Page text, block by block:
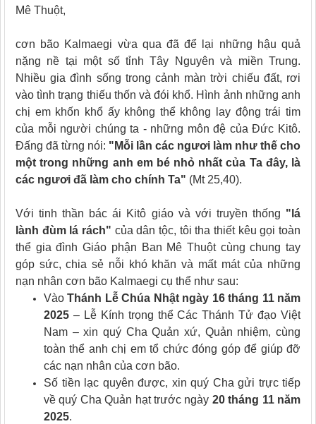
Mê Thuột,
cơn bão Kalmaegi vừa qua đã để lại những hậu quả
nặng nề tại một số tỉnh Tây Nguyên và miền Trung.
Nhiều gia đình sống trong cảnh màn trời chiếu đất, rơi
vào tình trạng thiếu thốn và đói khổ. Hình ảnh những anh
chị em khốn khổ ấy không thể không lay động trái tim
của mỗi người chúng ta - những môn đệ của Đức Kitô.
Đấng đã từng nói: "Mỗi lần các ngươi làm như thế cho
một trong những anh em bé nhỏ nhất của Ta đây, là
các ngươi đã làm cho chính Ta" (Mt 25,40).
Với tinh thần bác ái Kitô giáo và với truyền thống "lá
lành đùm lá rách" của dân tộc, tôi tha thiết kêu gọi toàn
thể gia đình Giáo phận Ban Mê Thuột cùng chung tay
góp sức, chia sẻ nỗi khó khăn và mất mát của những
nạn nhân cơn bão Kalmaegi cụ thể như sau:
VàoThánh Lễ Chúa Nhật ngày 16 tháng 11 năm
2025 – Lễ Kính trọng thể Các Thánh Tử đạo Việt
Nam – xin quý Cha Quản xứ, Quản nhiệm, cùng
toàn thể anh chị em tổ chức đóng góp để giúp đỡ
các nạn nhân của cơn bão.
Số tiền lạc quyên được, xin quý Cha gửi trực tiếp
về quý Cha Quản hạt trước ngày 20 tháng 11 năm
2025.